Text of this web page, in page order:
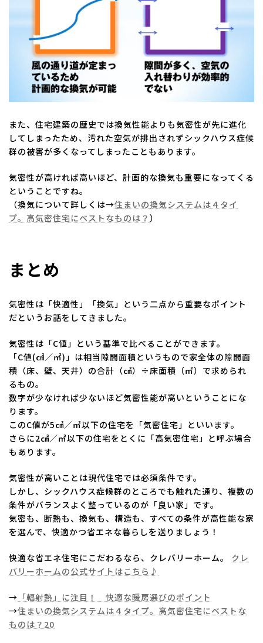
また、住宅建築の歴史では換気性能よりも気密性が先に進化
してしまったため、汚れた空気が排出されずシックハウス症候
群の被害が多くなってしまったこともあります。
気密性が高ければ高いほど、計画的な換気も重要になってくる
ということですね。
（換気について詳しくは→住まいの換気システムは４タイ
プ。高気密住宅にベストなものは？ ）
まとめ
気密性は「快適性」「換気」という二点から重要なポイント
だというお話をしてきました。
気密性は「C値」という基準で比べることができます。
「C値(㎠／㎡)」は相当隙間面積というもので家全体の隙間面
積（床、壁、天井）の合計（㎠）÷床面積（㎡）で求められ
るもの。
数字が少なければ少ないほど気密性能が高いということにな
ります。
このC値が5㎠／㎡以下の住宅を「気密住宅」といいます。
さらに2㎠／㎡以下の住宅をとくに「高気密住宅」と呼ぶ場合
もあります。
気密性が高いことは現代住宅では必須条件です。
しかし、シックハウス症候群のところでも触れた通り、複数の
条件がバランスよく整っているのが「良い家」です。
気密も、断熱も、換気も、構造も、すべての条件が高性能な家
を選んで、快適かつ省エネな暮らしを送りましょう！
快適な省エネ住宅にこだわるなら、クレバリーホーム。 クレ
バリーホームの公式サイトはこちら♪
→ 「輻射熱」に注目！ 快適な暖房選びのポイント
→住まいの換気システムは４タイプ。高気密住宅にベストな
ものは？20